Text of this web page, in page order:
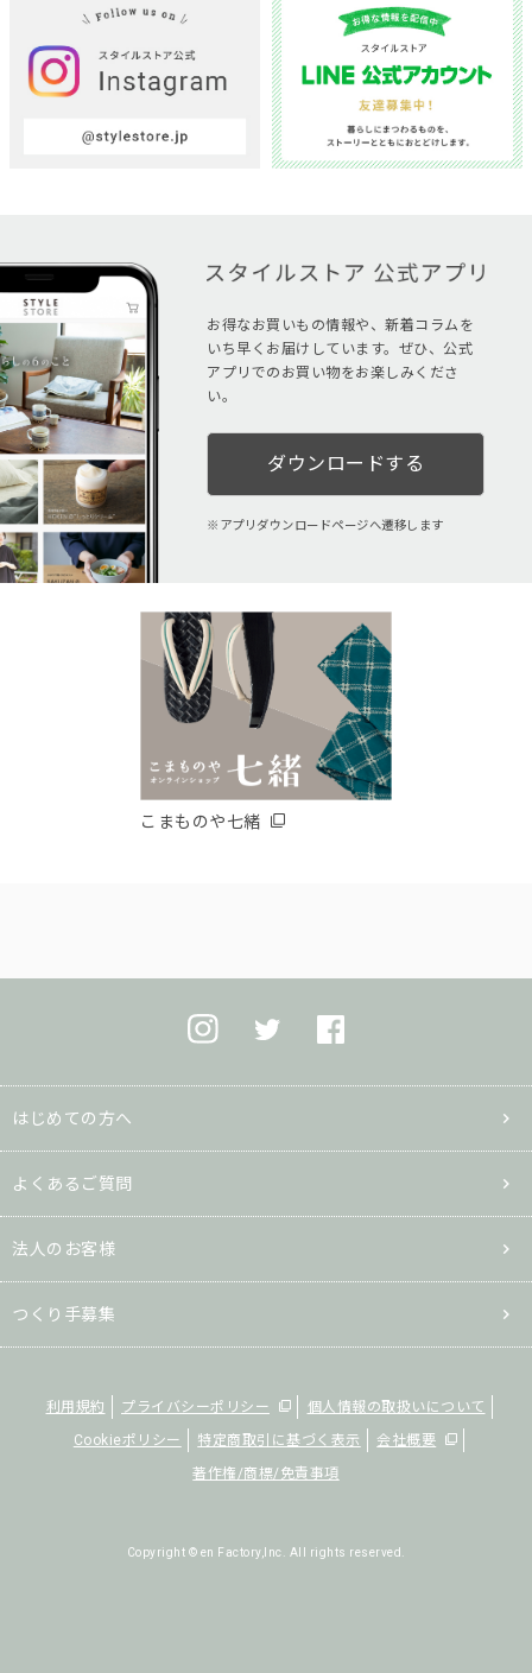
お得なお買いもの情報や、新着コラムを
いち早くお届けしています。ぜひ、公式
アプリでのお買い物をお楽しみくださ
い。
ダウンロードする
アプリダウンロードページへ遷移します
こまものや七緒
はじめての方へ
よくあるご質問
法人のお客様
つくり手募集
利用規約 プライバシーポリシー
個人情報の取扱いについて
Cookieポリシー
特定商取引に基づく表示
会社概要
著作権/商標/免責事項
Copyright © en Factory,Inc. All rights reserved.